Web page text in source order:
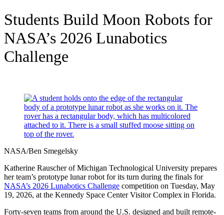
Students Build Moon Robots for
NASA’s 2026 Lunabotics
Challenge
NASA/Ben Smegelsky
Katherine Rauscher of Michigan Technological University prepares
her team’s prototype lunar robot for its turn during the finals for
NASA’s 2026 Lunabotics Challenge competition on Tuesday, May
19, 2026, at the Kennedy Space Center Visitor Complex in Florida.
Forty-seven teams from around the U.S. designed and built remote-